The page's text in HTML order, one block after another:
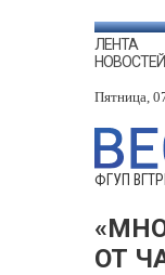
ЛЕНТА
НОВОСТЕЙ
Пятница,
ФГУП
ОТ